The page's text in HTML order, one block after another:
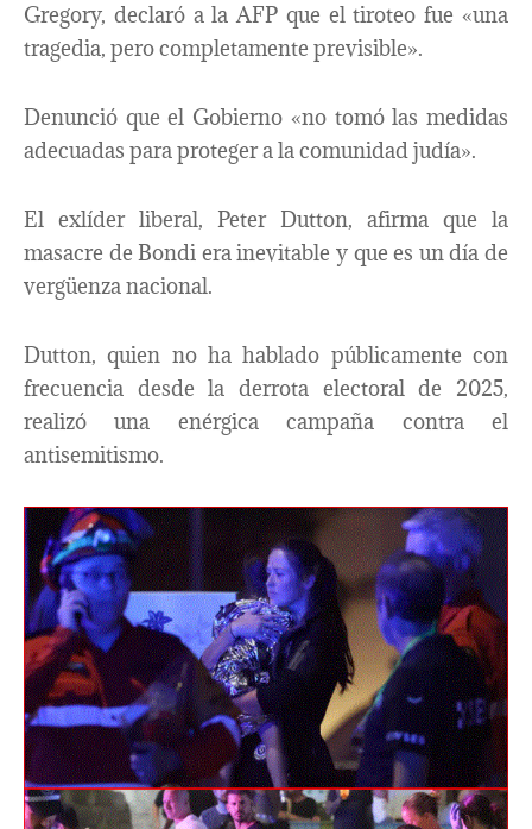
Gregory, declaró a la AFP que el tiroteo fue «una
tragedia, pero completamente previsible».
Denunció que el Gobierno «no tomó las medidas
adecuadas para proteger a la comunidad judía».
El exlíder liberal, Peter Dutton, afirma que la
masacre de Bondi era inevitable y que es un día de
vergüenza nacional.
Dutton, quien no ha hablado públicamente con
frecuencia desde la derrota electoral de 2025,
realizó una enérgica campaña contra el
antisemitismo.